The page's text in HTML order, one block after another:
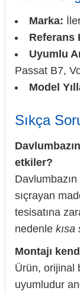
Marka:
Referans
Uyumlu
Passat B7,
Model
Sıkça
etkiler?
sıçrayan
tesisatına
nedenle
Montajı
Ürün, orijinal
uyumludur